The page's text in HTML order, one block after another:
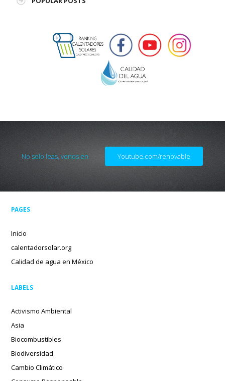
No solo leas, venos en Youtube.com/renovable
PAGES
Inicio
calentadorsolar.org
Calidad de agua en México
LABELS
Activismo Ambiental
Asia
Biocombustibles
Biodiversidad
Cambio Climático